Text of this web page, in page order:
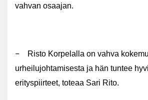
vahvan osaajan.
–
Risto Korpelalla on vahva
urheilujohtamisesta ja hän tuntee
erityspiirteet, toteaa Sari Rito.